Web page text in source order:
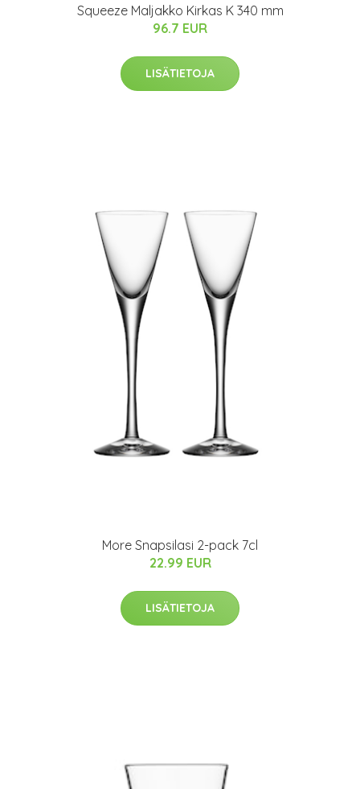
Squeeze Maljakko Kirkas K 340 mm
96.7 EUR
LISÄTIETOJA
More Snapsilasi 2-pack 7cl
22.99 EUR
LISÄTIETOJA